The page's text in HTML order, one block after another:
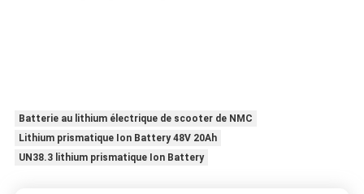
Batterie au lithium électrique de scooter de NMC
Lithium prismatique Ion Battery 48V 20Ah
UN38.3 lithium prismatique Ion Battery